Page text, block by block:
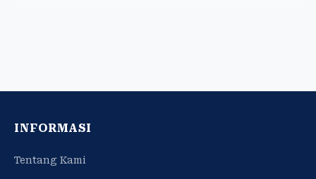
INFORMASI
Tentang Kami